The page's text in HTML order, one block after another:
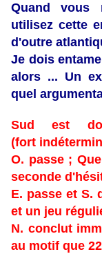
Quand vous
utilisez cette
d'outre
Je dois
alors ... Un
quel
Sud est
(fort
O. passe ;
seconde
E. passe et S.
et un jeu
N. conclut
au motif que